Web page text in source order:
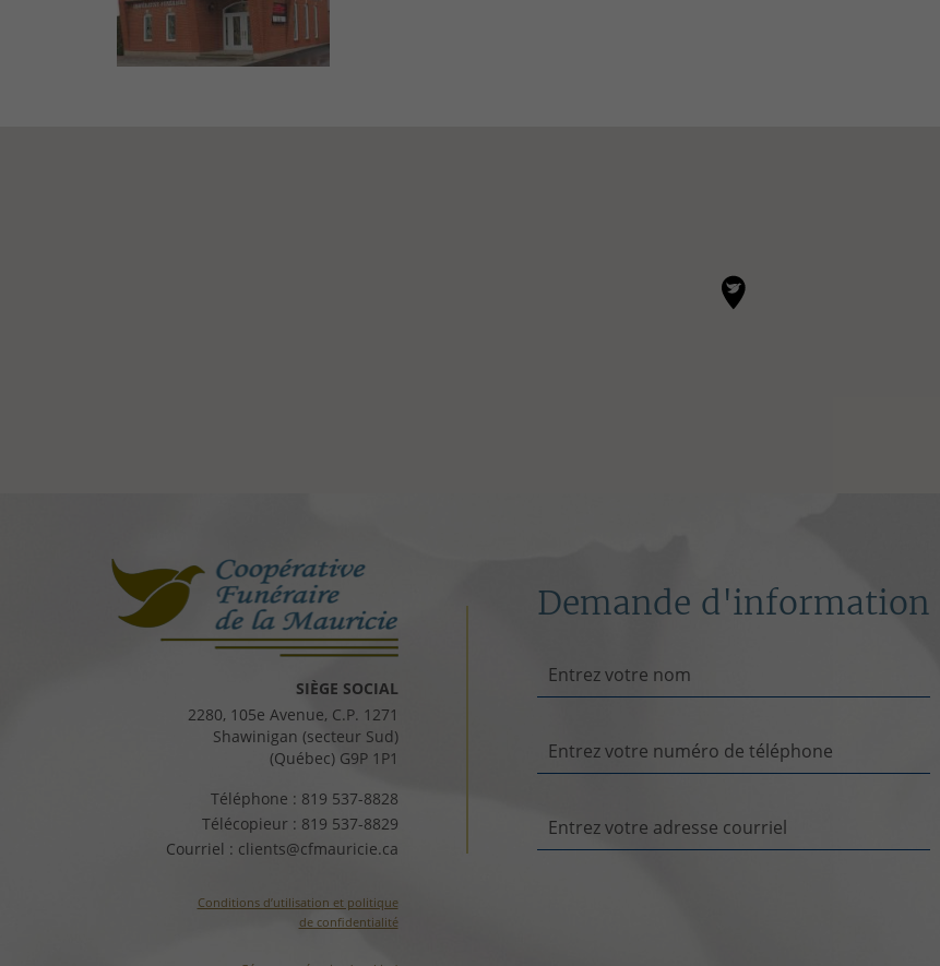
Demande d'information
Entrez votre nom
Entrez votre numéro de téléphone
Entrez votre adresse courriel
SIÈGE SOCIAL
2280, 105e Avenue, C.P. 1271
Shawinigan (secteur Sud)
(Québec) G9P 1P1
Téléphone : 819 537-8828
Télécopieur : 819 537-8829
Courriel : clients@cfmauricie.ca
Conditions d’utilisation et politique
de confidentialité